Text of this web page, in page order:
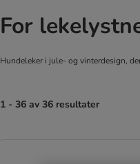
For
Hundeleker i jule- og vinterdesign,
1 - 36 av 36 resultater